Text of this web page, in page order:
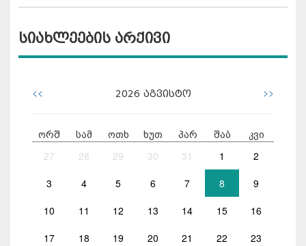
სიახლეების არქივი
<< 2026 აგვისტო >>
ორშ სამ ოთხ ხუთ პარ შაბ კვი
27 28 29 30 31 1 2
3 4 5 6 7 8 9
10 11 12 13 14 15 16
17 18 19 20 21 22 23